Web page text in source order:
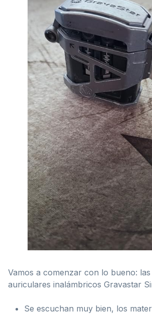
Vamos a comenzar con lo bueno:
auriculares inalámbricos Gravastar
Se escuchan muy bien, los